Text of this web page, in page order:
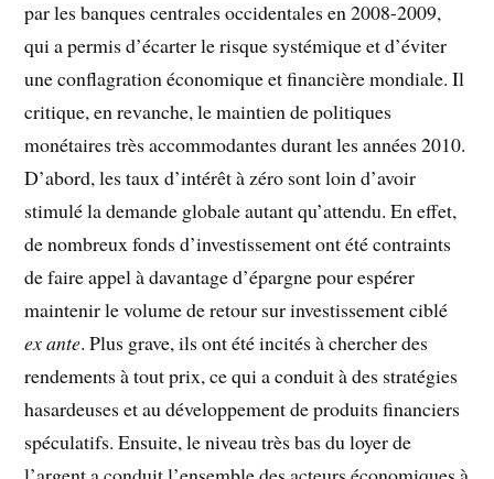
par les banques centrales occidentales en 2008-2009,
qui a permis d’écarter le risque systémique et d’éviter
une conflagration économiqueet financière mondiale. Il
critique, en revanche, le maintien de politiques
monétaires très accommodantes durant les années 2010.
D’abord, les taux d’intérêt à zéro sont loin d’avoir
stimulé la demande globale autant qu’attendu. En effet,
de nombreux fonds d’investissement ont été contraints
de faire appel à davantage d’épargne pour espérer
maintenir le volume de retour sur investissement ciblé
ex ante. Plus grave, ils ont été incités à chercher des
rendements à tout prix, ce qui a conduit à des stratégies
hasardeuses et au développement de produits financiers
spéculatifs. Ensuite, le niveau très bas du loyer de